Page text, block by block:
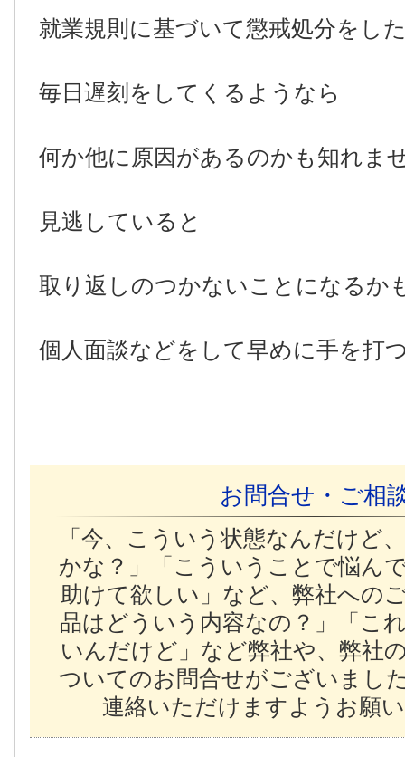
就業規則に基づいて懲戒処分をし
毎日遅刻をしてくるようなら
何か他に原因があるのかも知れま
見逃していると
取り返しのつかないことになるか
個人面談などをして早めに手を打
お問合せ・ご相
「今、こういう状態なんだけど
かな？」「こういうことで悩ん
助けて欲しい」など、弊社への
品はどういう内容なの？」「こ
いんだけど」など弊社や、弊社
ついてのお問合せがございまし
連絡いただけますようお願